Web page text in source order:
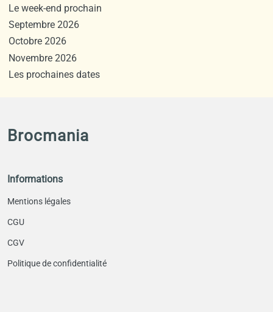
Le week-end prochain
Septembre 2026
Octobre 2026
Novembre 2026
Les prochaines dates
Brocmania
Informations
Mentions légales
CGU
CGV
Politique de confidentialité